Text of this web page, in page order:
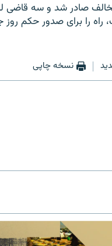
رای مخالف صادر شد و سه قاضی
راه را برای صدور حکم
نسخه چاپی